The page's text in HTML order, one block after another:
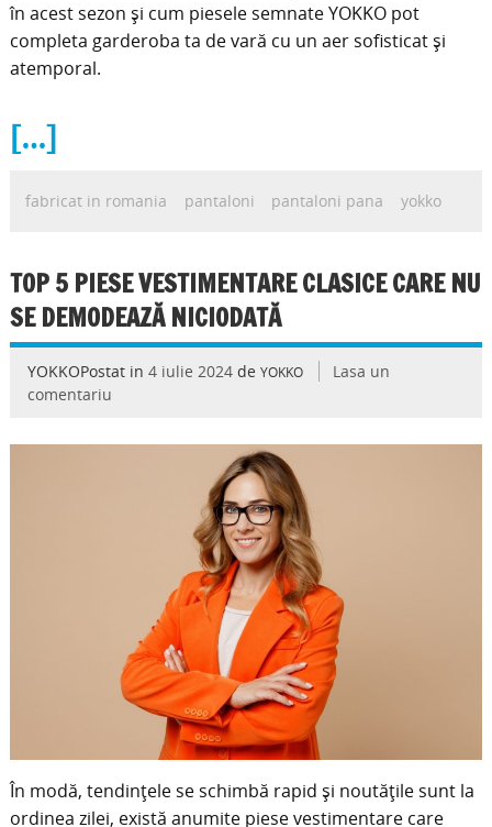
în acest sezon și cum piesele semnate YOKKO pot
completa garderoba ta de vară cu un aer sofisticat și
atemporal.
[…]
fabricat in romania pantaloni pantaloni pana yokko
TOP 5 PIESE VESTIMENTARE CLASICE CARE NU
SE DEMODEAZĂ NICIODATĂ
YOKKOPostat in 4 iulie 2024de YOKKO
Lasa un
comentariu
În modă, tendințele se schimbă rapid și noutățile sunt la
ordinea zilei, există anumite piese vestimentare care